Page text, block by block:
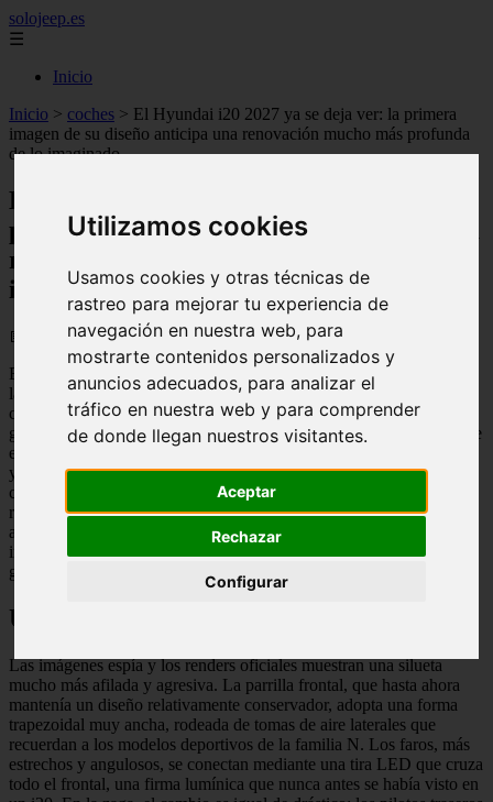
Utilizamos cookies
Usamos cookies y otras técnicas de
rastreo para mejorar tu experiencia de
navegación en nuestra web, para
mostrarte contenidos personalizados y
anuncios adecuados, para analizar el
tráfico en nuestra web y para comprender
de donde llegan nuestros visitantes.
Aceptar
Rechazar
Configurar
solojeep.es
☰
Inicio
Inicio > coches > El Hyundai i20 2027 ya se deja ver: la primera
imagen de su diseño anticipa una renovación mucho más profunda
de lo imaginado
El Hyundai i20 2027 ya se deja ver: la
primera imagen de su diseño anticipa una
renovación mucho más profunda de lo
imaginado
📅 07/06/2026
El segmento de los utilitarios se prepara para recibir uno de los
lanzamientos más esperados de la próxima temporada. Hyundai ha
comenzado a insinuar los primeros trazos de la que será la nueva
generación del i20, un modelo que ha sido durante años un referente
en el mercado europeo por su equilibrio entre precio, equipamiento
y eficiencia. Las primeras pistas visuales, filtradas a través de
canales oficiales y prototipos camuflados, revelan un cambio de
rumbo tan radical que cuesta reconocer al antiguo i20. Todo apunta
a que el fabricante coreano ha decidido dar un salto cualitativo
importante, afectando no solo a la estética, sino también al enfoque
general del vehículo.
Un exterior que rompe con el pasado
Las imágenes espía y los renders oficiales muestran una silueta
mucho más afilada y agresiva. La parrilla frontal, que hasta ahora
mantenía un diseño relativamente conservador, adopta una forma
trapezoidal muy ancha, rodeada de tomas de aire laterales que
recuerdan a los modelos deportivos de la familia N. Los faros, más
estrechos y angulosos, se conectan mediante una tira LED que cruza
todo el frontal, una firma lumínica que nunca antes se había visto en